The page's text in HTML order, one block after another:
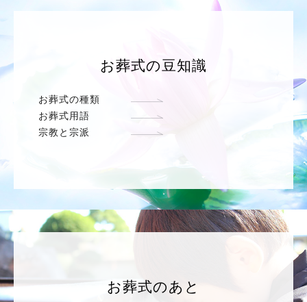
お葬式の豆知識
お葬式の種類
お葬式用語
宗教と宗派
お葬式のあと